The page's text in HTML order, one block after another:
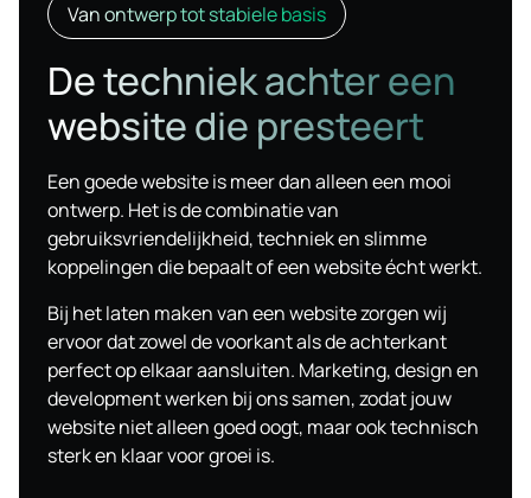
Van ontwerp tot stabiele basis
De techniek achter een
website die presteert
Een goede website is meer dan alleen een mooi
ontwerp. Het is de combinatie van
gebruiksvriendelijkheid, techniek en slimme
koppelingen die bepaalt of een website écht werkt.
Bij het laten maken van een website zorgen wij
ervoor dat zowel de voorkant als de achterkant
perfect op elkaar aansluiten. Marketing, design en
development werken bij ons samen, zodat jouw
website niet alleen goed oogt, maar ook technisch
sterk en klaar voor groei is.